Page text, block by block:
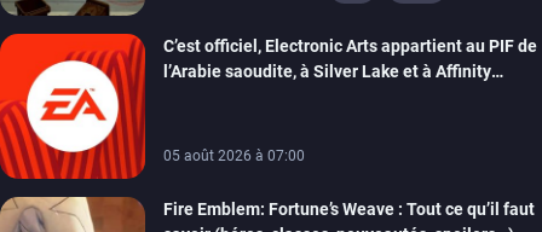
switch
switch 2
C’est officiel, Electronic Arts appartient au PIF de
l’Arabie saoudite, à Silver Lake et à Affinity
05 août 2026 à 07:00
Fire Emblem: Fortune’s Weave : Tout ce qu’il faut